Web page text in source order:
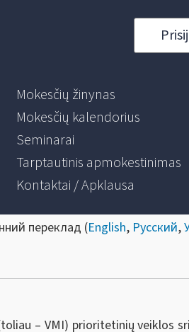
Mokesčių žinynas
Mokesčių kalendorius
Seminarai
Tarptautinis apmokestinimas
Kontaktai / Apklausa
переклад (English, Русский,
– VMI) prioritetinių veiklos